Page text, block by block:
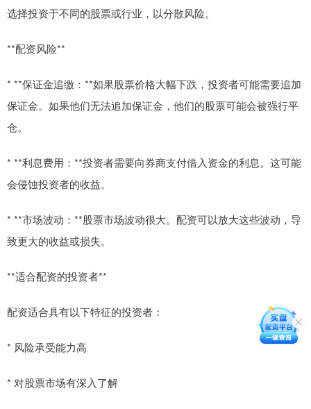
选择投资于不同的股票或行业，以分散风险。
**配资风险**
* **保证金追缴：**如果股票价格大幅下跌，投资者可能需要追加
保证金。如果他们无法追加保证金，他们的股票可能会被强行平
仓。
* **利息费用：**投资者需要向券商支付借入资金的利息。这可能
会侵蚀投资者的收益。
* **市场波动：**股票市场波动很大。配资可以放大这些波动，导
致更大的收益或损失。
**适合配资的投资者**
配资适合具有以下特征的投资者：
* 风险承受能力高
* 对股票市场有深入了解